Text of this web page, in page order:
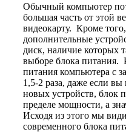
Обычный компьютер
большая часть от этой
видеокарту. Кроме
дополнительные
диск, наличие которых
выборе блока питания.
питания компьютера с
1,5-2 раза, даже если
новых устройств, блок
пределе мощности, а
Исходя из этого мы
современного блока